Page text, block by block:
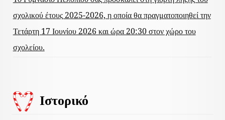
σχολικού έτους 2025-2026, η οποία θα πραγματοποιηθεί την
Τετάρτη 17 Ιουνίου 2026 και ώρα 20:30 στον χώρο του
σχολείου.
Ιστορικό